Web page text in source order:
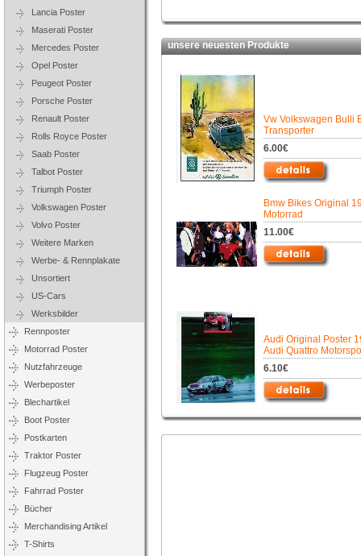
Lancia Poster
Maserati Poster
Mercedes Poster
Opel Poster
Peugeot Poster
Porsche Poster
Renault Poster
Rolls Royce Poster
Saab Poster
Talbot Poster
Triumph Poster
Volkswagen Poster
Volvo Poster
Weitere Marken
Werbe- & Rennplakate
Unsortiert
US-Cars
Werksbilder
Rennposter
Motorrad Poster
Nutzfahrzeuge
Werbeposter
Blechartikel
Boot Poster
Postkarten
Traktor Poster
Flugzeug Poster
Fahrrad Poster
Bücher
Merchandising Artikel
T-Shirts
unsere neuesten Produkte
Vw Volkswagen Bulli
Transporter
6.00€
Bmw Bikes Original
Motorrad
11.00€
Audi Original Poster
Audi Quattro
6.10€